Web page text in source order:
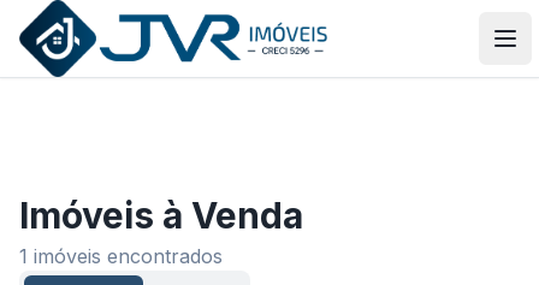
JVR Imóveis
Imóveis à Venda
1 imóveis encontrados